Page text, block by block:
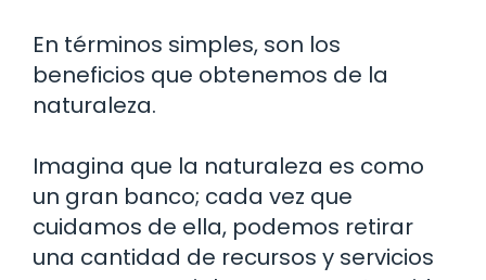
En términos simples, son los
beneficios que obtenemos de la
naturaleza.
Imagina que la naturaleza es como
un gran banco; cada vez que
cuidamos de ella, podemos retirar
una cantidad de recursos y servicios